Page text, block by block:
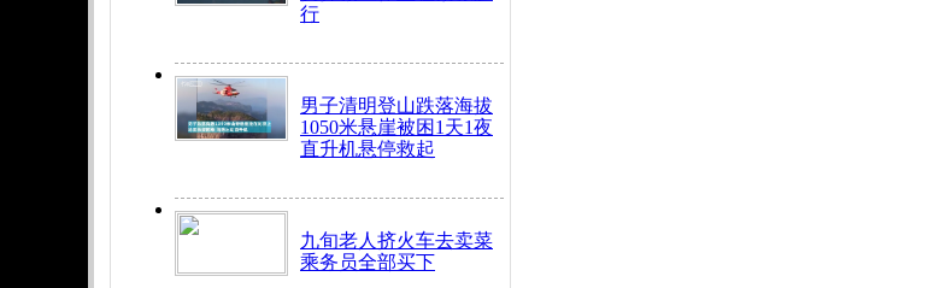
行
男子清明登山跌落海拔
1050米悬崖被困1天1夜
直升机悬停救起
九旬老人挤火车去卖菜
乘务员全部买下